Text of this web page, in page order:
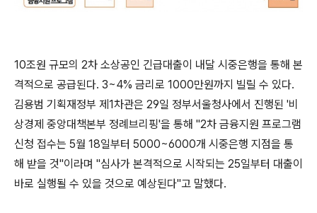
10조원 규모의 2차 소상공인 긴급대출이 내달 시중은행을 통해 본
격적으로 공급된다. 3~4% 금리로 1000만원까지 빌릴 수 있다.
김용범 기획재정부 제1차관은 29일 정부서울청사에서 진행된 '비
상경제 중앙대책본부 정례브리핑'을 통해 "2차 금융지원 프로그램
신청 접수는 5월 18일부터 5000~6000개 시중은행 지점을 통
해 받을 것"이라며 "심사가 본격적으로 시작되는 25일부터 대출이
바로 실행될 수 있을 것으로 예상된다"고 말했다.